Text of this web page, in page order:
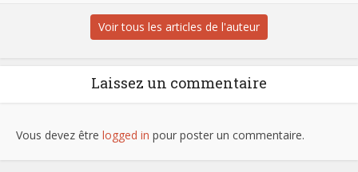
Voir tous les articles de l'auteur
Laissez un commentaire
Vous devez être logged in pour poster un commentaire.